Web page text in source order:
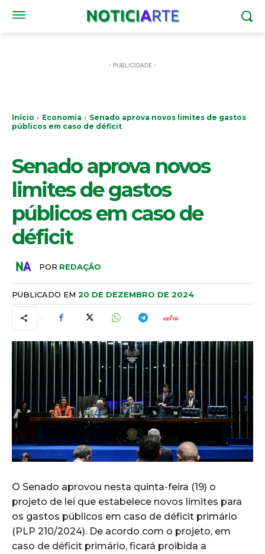
- PUBLICIDADE -
Início Economia
Senado aprova novos limites de gastos
públicos em caso de déficit
Senado aprova novos
limites de gastos
públicos em caso de
déficit
POR REDAÇÃO
PUBLICADO EM 20 DE DEZEMBRO DE 2024
O Senado aprovou nesta quinta-feira (19) o
projeto de lei que estabelece novos limites para
os gastos públicos em caso de déficit primário
(PLP 210/2024). De acordo com o projeto, em
caso de déficit primário, ficará proibida a